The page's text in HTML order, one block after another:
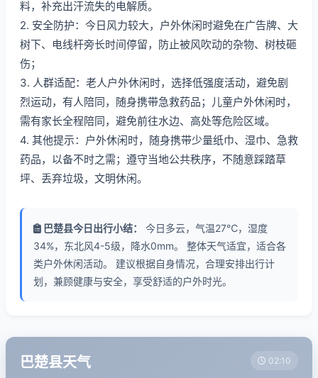
料，补充出汗流失的电解质。
2. 安全防护：今日风力较大，户外休闲时避免在广告牌、大
树下、电线杆旁长时间停留，防止被风吹动的杂物、树枝砸
伤；
3. 人群适配：老人户外休闲时，选择低强度活动，避免剧
烈运动，有人陪同，随身携带急救药品；儿童户外休闲时，
需有家长全程陪同，避免前往水边、高处等危险区域。
4. 其他提示：户外休闲时，随身携带少量纸巾、湿巾、急救
药品，以备不时之需；遵守当地公共秩序，不随意踩踏草
坪、丢弃垃圾，文明休闲。
巴楚县今日出行小结：
今日多云，气温27℃，湿度
34%，东北风4-5级，降水0mm。 整体天气适宜，适合各
类户外休闲活动。 建议根据自身情况，合理安排出行计
划，兼顾健康与安全，享受舒适的户外时光。
巴楚县天气 02:10